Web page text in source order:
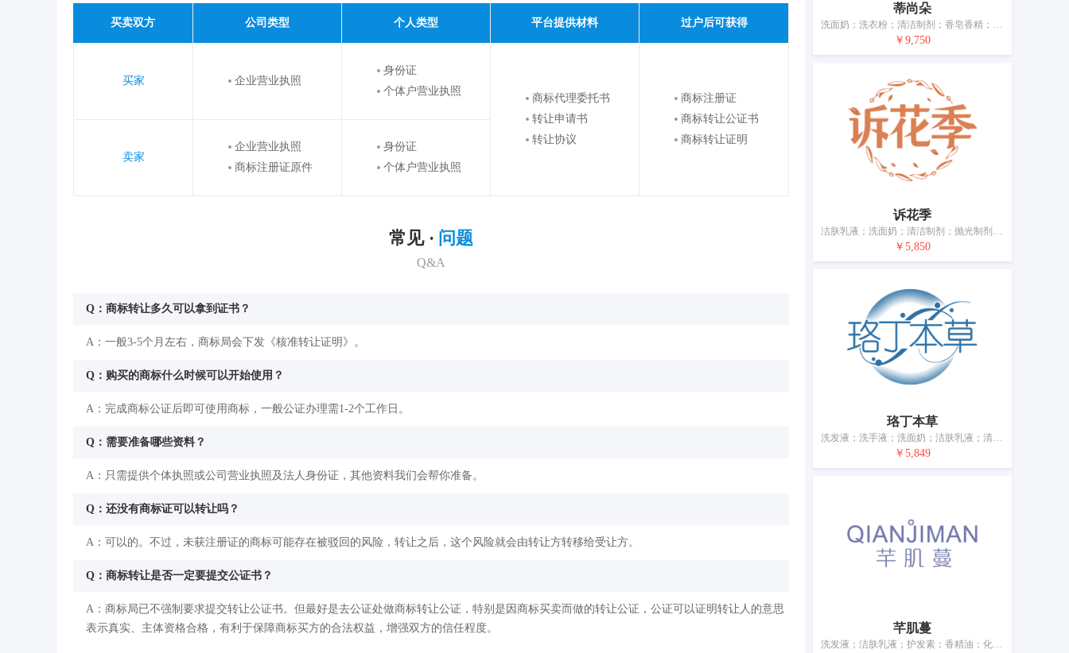
买卖双方 公司类型 个人类型 平台提供材料 过户后可获得
买家 企业营业执照
身份证
个体户营业执照
商标代理委托书
转让申请书
转让协议
商标注册证
商标转让公证书
商标转让证明
卖家
企业营业执照
商标注册证原件
身份证
个体户营业执照
常见 · 问题
Q&A
Q：商标转让多久可以拿到证书？
A：一般3-5个月左右，商标局会下发《核准转让证明》。
Q：购买的商标什么时候可以开始使用？
A：完成商标公证后即可使用商标，一般公证办理需1-2个工作日。
Q：需要准备哪些资料？
A：只需提供个体执照或公司营业执照及法人身份证，其他资料我们会帮你准备。
Q：还没有商标证可以转让吗？
A：可以的。不过，未获注册证的商标可能存在被驳回的风险，转让之后，这个风险就会由转让方转移给受让方。
Q：商标转让是否一定要提交公证书？
A：商标局已不强制要求提交转让公证书。但最好是去公证处做商标转让公证，特别是因商标买卖而做的转让公证，公证可以证明转让人的意思
表示真实、主体资格合格，有利于保障商标买方的合法权益，增强双方的信任程度。
蒂尚朵
洗面奶；洗衣粉；清洁制剂；香皂香精；护肤霜；化妆品；美容面膜；牙膏；动物用化妆品
￥9,750
诉花季
洁肤乳液；洗面奶；清洁制剂；抛光制剂；香精油；化妆品；美容面膜；个人卫生用口气清新剂；香；空气芳香剂
￥5,850
珞丁本草
洗发液；洗手液；洗面奶；洁肤乳液；清洁制剂；香精油；草本化妆品；化妆品；牙膏；香
￥5,849
芊肌蔓
洗发液；洁肤乳液；护发素；香精油；化妆品；美容面膜；减肥用化妆品；牙膏；香；宠物用沐浴露（不含药物的清洁制剂）